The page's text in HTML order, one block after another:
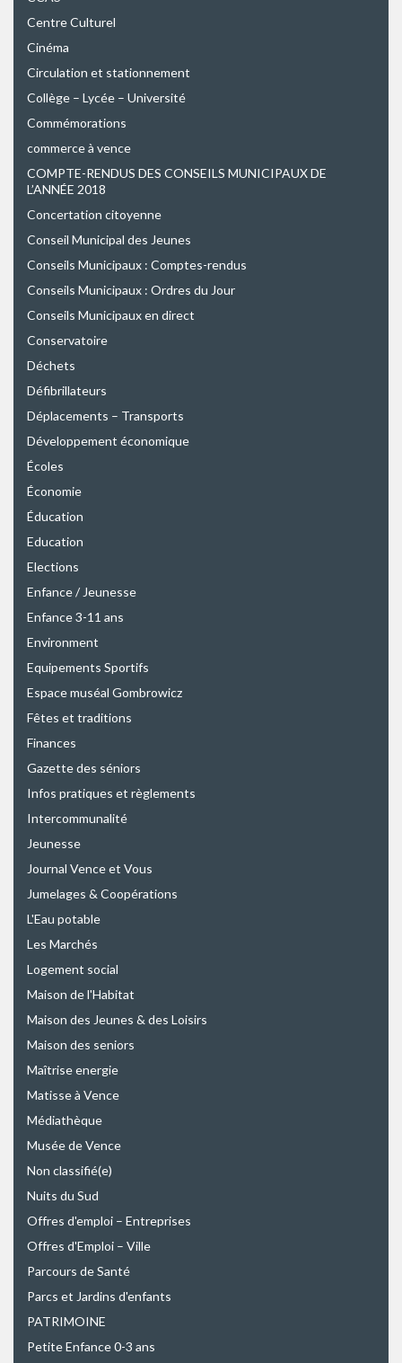
Centre Culturel
Cinéma
Circulation et stationnement
Collège – Lycée – Université
Commémorations
commerce à vence
COMPTE-RENDUS DES CONSEILS MUNICIPAUX DE
L’ANNÉE 2018
Concertation citoyenne
Conseil Municipal des Jeunes
Conseils Municipaux : Comptes-rendus
Conseils Municipaux : Ordres du Jour
Conseils Municipaux en direct
Conservatoire
Déchets
Défibrillateurs
Déplacements – Transports
Développement économique
Écoles
Économie
Éducation
Education
Elections
Enfance / Jeunesse
Enfance 3-11 ans
Environment
Equipements Sportifs
Espace muséal Gombrowicz
Fêtes et traditions
Finances
Gazette des séniors
Infos pratiques et règlements
Intercommunalité
Jeunesse
Journal Vence et Vous
Jumelages & Coopérations
L'Eau potable
Les Marchés
Logement social
Maison de l'Habitat
Maison des Jeunes & des Loisirs
Maison des seniors
Maîtrise energie
Matisse à Vence
Médiathèque
Musée de Vence
Non classifié(e)
Nuits du Sud
Offres d'emploi – Entreprises
Offres d'Emploi – Ville
Parcours de Santé
Parcs et Jardins d'enfants
PATRIMOINE
Petite Enfance 0-3 ans